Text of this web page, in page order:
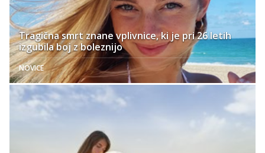
Tragična smrt znane vplivnice, ki je pri 26 letih
izgubila boj z boleznijo
NOVICE